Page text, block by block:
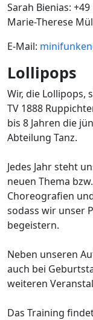
Sarah Bienias:
Marie-Therese
E-Mail:
Lollipops
Wir, die Lollipops,
TV 1888
bis 8 Jahren die
Abteilung Tanz.
Jedes Jahr steht
neuen Thema
Choreografien
sodass wir unser
begeistern.
Neben unseren
auch bei
weiteren
Das Training